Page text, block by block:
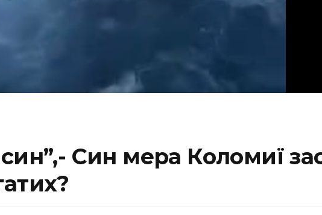
Син мера Коломиї